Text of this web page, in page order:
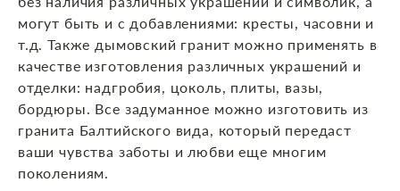
могут быть и с добавлениями: кресты, часовни и
т.д. Также дымовский гранит можно применять в
качестве изготовления различных украшений и
отделки: надгробия, цоколь, плиты, вазы,
бордюры. Все задуманное можно изготовить из
гранита Балтийского вида, который передаст
ваши чувства заботы и любви еще многим
поколениям.